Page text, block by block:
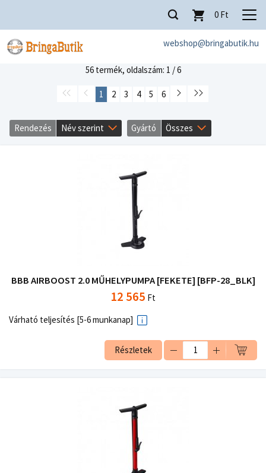
webshop@bringabutik.hu
0 Ft
56 termék, oldalszám: 1 / 6
1 2 3 4 5 6
Rendezés Név szerint Gyártó Összes
BBB AIRBOOST 2.0 MŰHELYPUMPA [FEKETE] [BFP-28_BLK]
12 565 Ft
Várható teljesítés [5-6 munkanap]
Részletek